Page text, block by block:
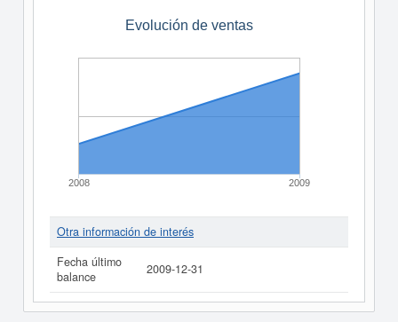
Evolución de ventas
2008 2009
Otra información de interés
Fecha último
balance
2009-12-31